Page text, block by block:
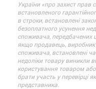
України «про захист прав
встановленого
в строки, встановлені
безоплатного усунення
споживача, передбачених
якщо продавець,
споживача, встановлені
недоліки товару виникли
користування товаром
брати участь у перевірці
представника.